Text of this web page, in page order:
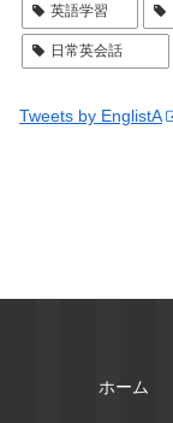
英語学習
日常英会話
Tweets by EnglistA
ホーム